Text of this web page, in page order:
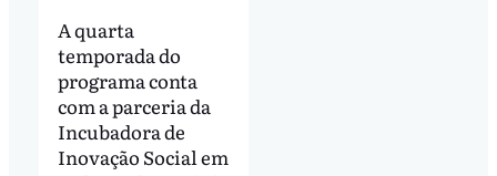
A quarta
temporada do
programa conta
com a parceria da
Incubadora de
Inovação Social em